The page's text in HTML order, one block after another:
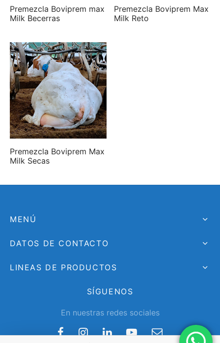
Premezcla Boviprem max
Milk Becerras
Premezcla Boviprem Max
Milk Reto
Premezcla Boviprem Max
Milk Secas
MENÚ
DATOS DE CONTACTO
LINEAS DE PRODUCTOS
SÍGUENOS
En nuestras redes sociales